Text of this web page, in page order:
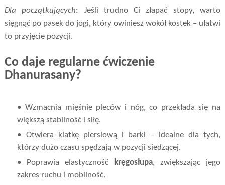
Dla początkujących: Jeśli trudno Ci złapać stopy, warto
sięgnąć po pasek do jogi, który owiniesz wokół kostek – ułatwi
to przyjęcie pozycji.
Co daje regularne ćwiczenie
Dhanurasany?
• Wzmacnia mięśnie pleców i nóg, co przekłada się na
większą stabilność i siłę.
• Otwiera klatkę piersiową i barki – idealne dla tych,
którzy dużo czasu spędzają w pozycji siedzącej.
• Poprawia elastyczność
kręgosłupa, zwiększając jego
zakres ruchu i mobilność.